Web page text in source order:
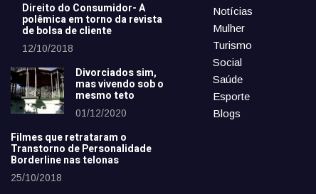
Direito do Consumidor- A
polêmica em torno da revista
de bolsa de cliente
12/10/2018
Divorciados sim,
mas vivendo sob o
mesmo teto
01/12/2020
Filmes que retrataram o
Transtorno de Personalidade
Borderline nas telonas
25/10/2018
Notícias
Mulher
Turismo
Social
Saúde
Esporte
Blogs